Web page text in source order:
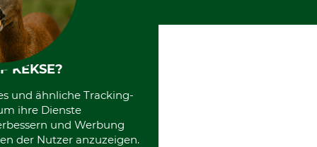
Kooperationen
KEKSE?
und ähnliche Tracking-
ihre Dienste
und Werbung
der Nutzer anzuzeigen.